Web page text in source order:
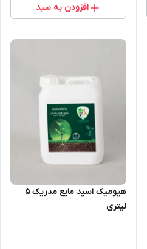
افزودن به سبد
هیومیک اسید مایع مدریک 5
لیتری